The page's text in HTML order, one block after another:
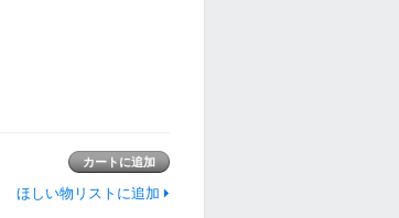
ほしい物リストに追加